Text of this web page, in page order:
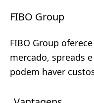
FIBO Group
FIBO Group
mercado, spreads
podem haver